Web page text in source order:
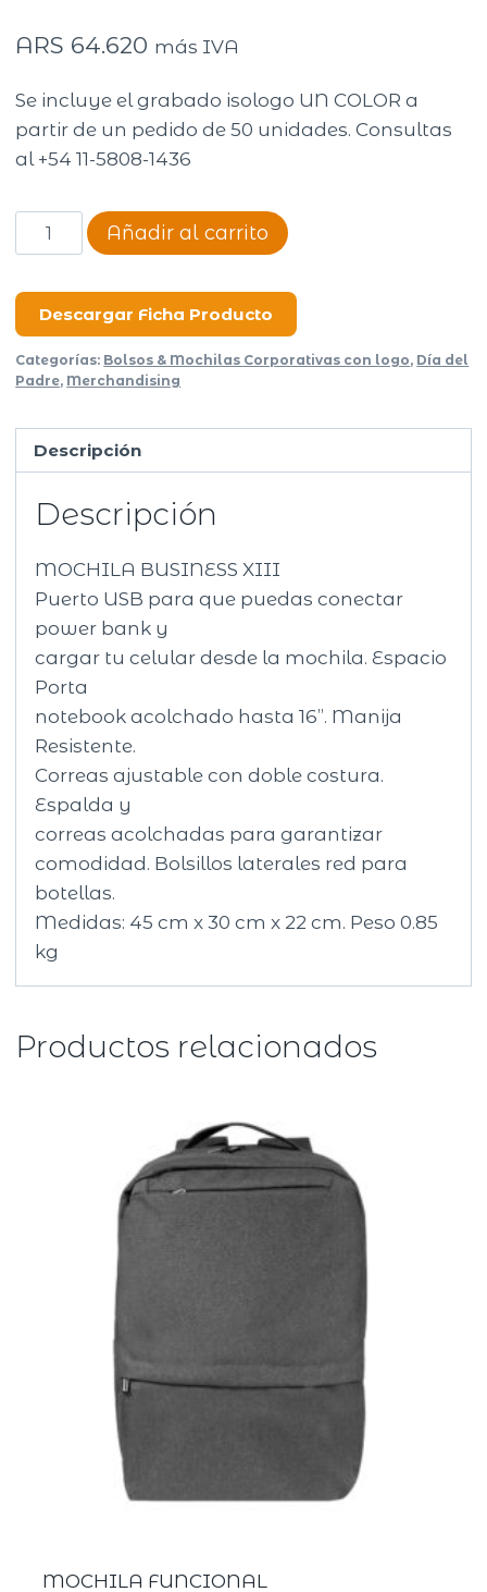
ARS 64.620 más IVA
Se incluye el grabado isologo UN COLOR a
partir de un pedido de 50 unidades. Consultas
al +54 11-5808-1436
UNICROSS
BUSINESS
(62.3658)
cantidad
Añadir al carrito
Descargar Ficha Producto
Categorías: Bolsos & Mochilas Corporativas con logo, Día del
Padre, Merchandising
Descripción
Descripción
MOCHILA BUSINESS XIII
Puerto USB para que puedas conectar
power bank y
cargar tu celular desde la mochila. Espacio
Porta
notebook acolchado hasta 16’’. Manija
Resistente.
Correas ajustable con doble costura.
Espalda y
correas acolchadas para garantizar
comodidad. Bolsillos laterales red para
botellas.
Medidas: 45 cm x 30 cm x 22 cm. Peso 0.85
kg
Productos relacionados
MOCHILA FUNCIONAL